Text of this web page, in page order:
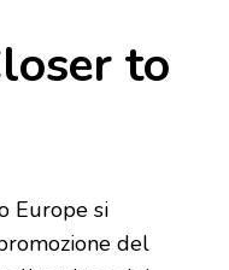
to
Europe si
del